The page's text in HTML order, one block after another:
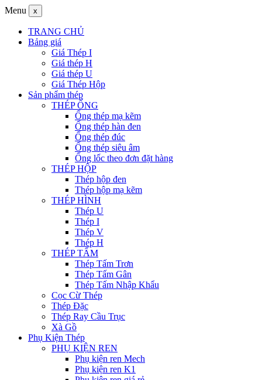
Menu x
TRANG CHỦ
Bảng giá
Giá Thép I
Giá thép H
Giá thép U
Giá Thép Hộp
Sản phẩm thép
THÉP ỐNG
Ống thép mạ kẽm
Ống thép hàn đen
Ống thép đúc
Ống thép siêu âm
Ống lốc theo đơn đặt hàng
THÉP HỘP
Thép hộp đen
Thép hộp mạ kẽm
THÉP HÌNH
Thép U
Thép I
Thép V
Thép H
THÉP TẤM
Thép Tấm Trơn
Thép Tấm Gân
Thép Tấm Nhập Khẩu
Cọc Cừ Thép
Thép Đặc
Thép Ray Cầu Trục
Xà Gồ
Phụ Kiện Thép
PHỤ KIỆN REN
Phụ kiện ren Mech
Phụ kiện ren K1